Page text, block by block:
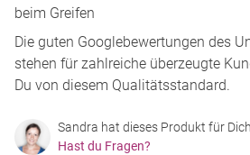
beim Greifen
Die guten Googlebewertungen des
stehen für zahlreiche überzeugte
Du von diesem Qualitätsstandard.
Sandra hat dieses Produkt für
Hast du Fragen?